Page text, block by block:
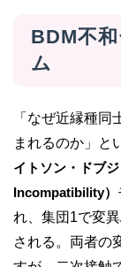
BDM不
ム
「なぜ近縁種
まれるのか」と
イトソン・ドブ
Incompatibility）
れ、集団1で変
される。両者の